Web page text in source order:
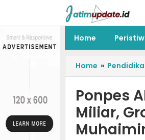
Home
Home »
Ponpes
Miliar,